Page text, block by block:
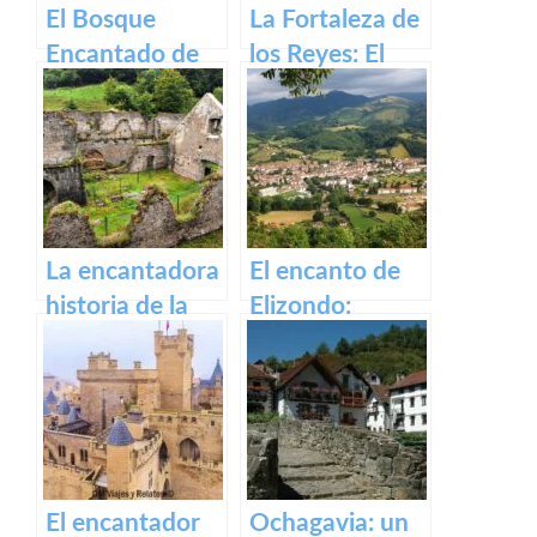
El Bosque
Encantado de
Irati
La Fortaleza de
los Reyes: El
Castillo de Olite
La encantadora
historia de la
antigua fábrica
de Orbaizeta
El encanto de
Elizondo:
Descubre la
belleza de este
pueblo.
El encantador Ochagavia: un